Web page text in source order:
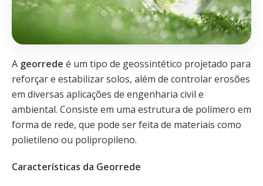
A georrede é um tipo de geossintético projetado para
reforçar e estabilizar solos, além de controlar erosões
em diversas aplicações de engenharia civil e
ambiental. Consiste em uma estrutura de polímero em
forma de rede, que pode ser feita de materiais como
polietileno ou polipropileno.
Características da Georrede